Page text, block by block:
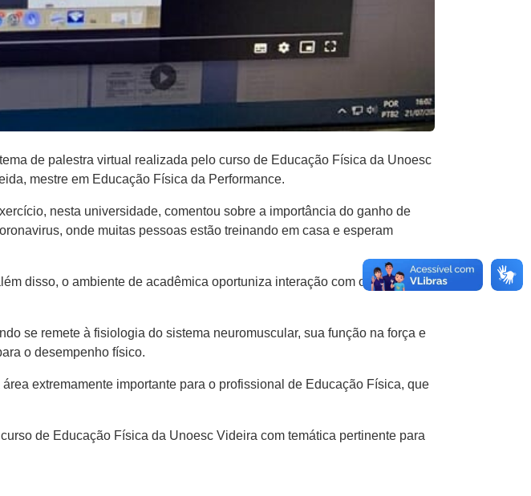
de palestra virtual realizada pelo curso de Educação Física da Unoesc
mestre em Educação Física da Performance.
nesta universidade, comentou sobre a importância do ganho de
onde muitas pessoas estão treinando em casa e esperam
disso, o ambiente de acadêmica oportuniza interação com outras
se remete à fisiologia do sistema neuromuscular, sua função na força e
o desempenho físico.
extremamente importante para o profissional de Educação Física, que
de Educação Física da Unoesc Videira com temática pertinente para